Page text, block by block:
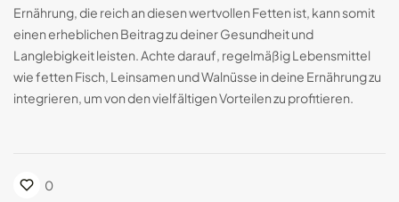
Ernährung, die reich an diesen wertvollen Fetten ist, kann somit
einen erheblichen Beitrag zu deiner Gesundheit und
Langlebigkeit leisten. Achte darauf, regelmäßig Lebensmittel
wie fetten Fisch, Leinsamen und Walnüsse in deine Ernährung zu
integrieren, um von den vielfältigen Vorteilen zu profitieren.
0